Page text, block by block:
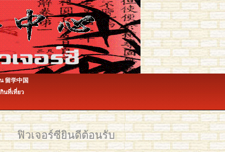
留学中国
นที่เที่ยว
ฟิวเจอร์ซียินดีต้อนรับ